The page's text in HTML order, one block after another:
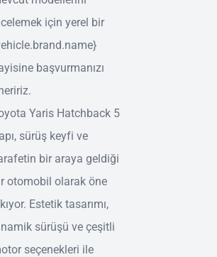
için yerel bir
başvurmanızı
Yaris Hatchback 5
sürüş keyfi ve
bir araya geldiği
otomobil olarak öne
Estetik tasarımı,
sürüşü ve çeşitli
seçenekleri ile